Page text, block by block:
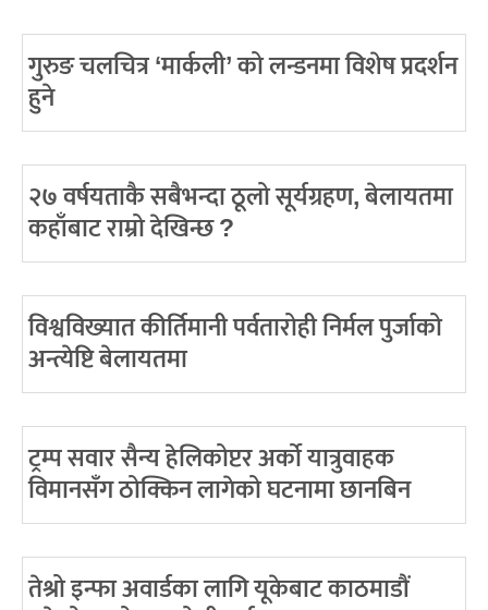
गुरुङ चलचित्र ‘मार्कली’ को लन्डनमा विशेष प्रदर्शन
हुने
२७ वर्षयताकै सबैभन्दा ठूलो सूर्यग्रहण, बेलायतमा
कहाँबाट राम्रो देखिन्छ ?
विश्वविख्यात कीर्तिमानी पर्वतारोही निर्मल पुर्जाको
अन्त्येष्टि बेलायतमा
ट्रम्प सवार सैन्य हेलिकोप्टर अर्को यात्रुवाहक
विमानसँग ठोक्किन लागेको घटनामा छानबिन
तेश्रो इन्फा अवार्डका लागि यूकेबाट काठमाडौं